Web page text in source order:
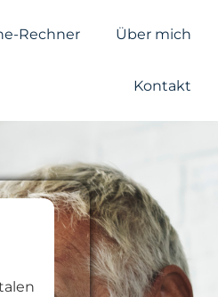
Rechner Über mich
Kontakt